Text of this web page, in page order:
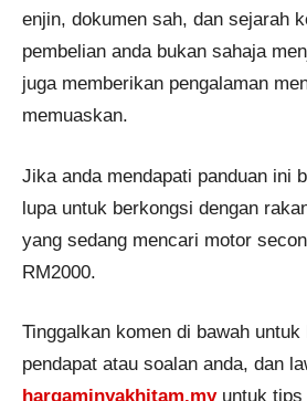
enjin, dokumen sah, dan sejarah
pembelian anda bukan sahaja
juga memberikan pengalaman
memuaskan.
Jika anda mendapati panduan ini
lupa untuk berkongsi dengan
yang sedang mencari motor
RM2000.
Tinggalkan komen di bawah untuk
pendapat atau soalan anda, dan
hargaminyakhitam.myuntuk tips